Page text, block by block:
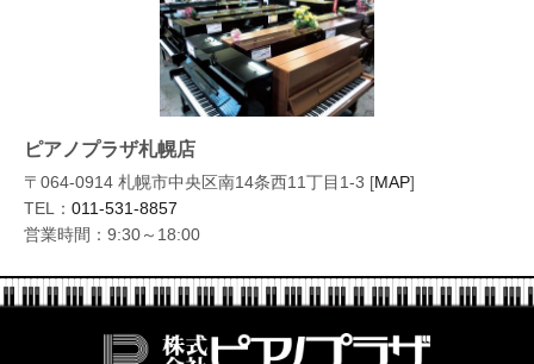
ピアノプラザ札幌店
〒064-0914 札幌市中央区南14条西11丁目1-3 [MAP]
TEL： 011-531-8857
営業時間：9:30～18:00